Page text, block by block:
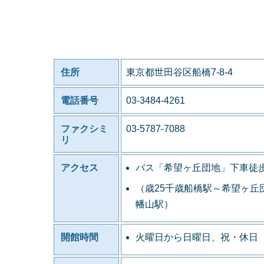
住所 東京都世田谷区船橋7-8-4
電話番号 03-3484-4261
ファクシミ
リ
03-5787-7088
アクセス バス「希望ヶ丘団地」下車徒
（歳25千歳船橋駅～希望ヶ
幡山駅）
開館時間 火曜日から日曜日、祝・休